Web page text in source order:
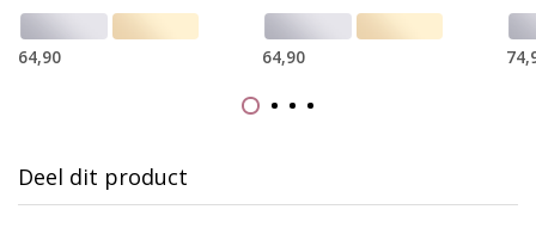
64,90 64,90
Deel dit product